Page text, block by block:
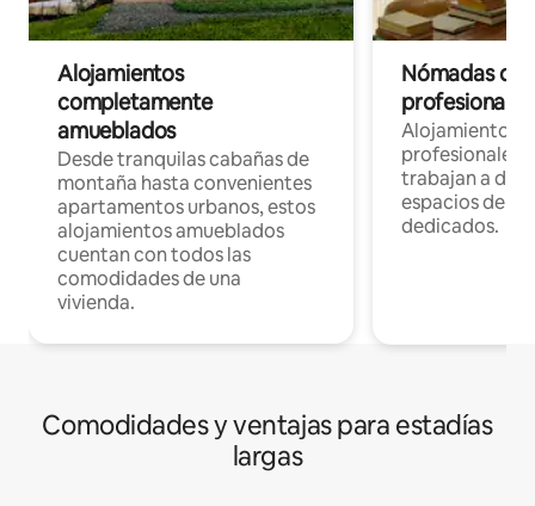
Alojamientos
completamente
amueblados
Desde tranquilas cabañas de
montaña hasta convenientes
apartamentos urbanos, estos
alojamientos amueblados
cuentan con todos las
comodidades de una
vivienda.
Nómadas
Alojamientos
profesionales
trabajan a
espacios de
dedicados.
Comodidades y ventajas para estadías
largas